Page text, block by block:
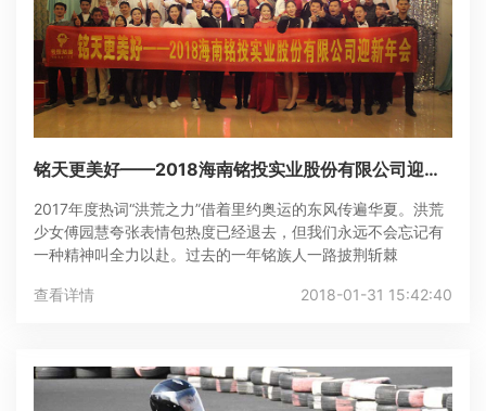
铭天更美好——2018海南铭投实业股份有限公司迎新
2017年度热词“洪荒之力”借着里约奥运的东风传遍华夏。洪荒
少女傅园慧夸张表情包热度已经退去，但我们永远不会忘记有
一种精神叫全力以赴。过去的一年铭族人一路披荆斩棘
查看详情 2018-01-31 15:42:40